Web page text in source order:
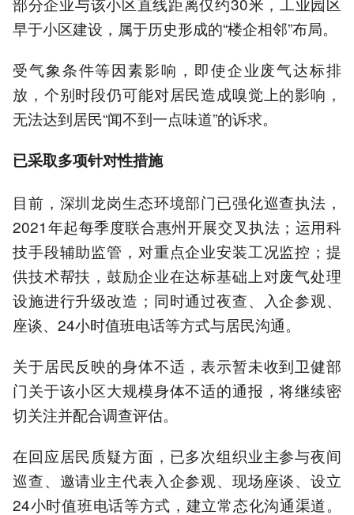
早于小区建设，属于历史形成的“楼企相邻”布局。
受气象条件等因素影响，即使企业废气达标排
放，个别时段仍可能对居民造成嗅觉上的影响，
无法达到居民“闻不到一点味道”的诉求。
已采取多项针对性措施
目前，深圳龙岗生态环境部门已强化巡查执法，
2021年起每季度联合惠州开展交叉执法；运用科
技手段辅助监管，对重点企业安装工况监控；提
供技术帮扶，鼓励企业在达标基础上对废气处理
设施进行升级改造；同时通过夜查、入企参观、
座谈、24小时值班电话等方式与居民沟通。
关于居民反映的身体不适，表示暂未收到卫健部
门关于该小区大规模身体不适的通报，将继续密
切关注并配合调查评估。
在回应居民质疑方面，已多次组织业主参与夜间
巡查、邀请业主代表入企参观、现场座谈、设立
24小时值班电话等方式，建立常态化沟通渠道。